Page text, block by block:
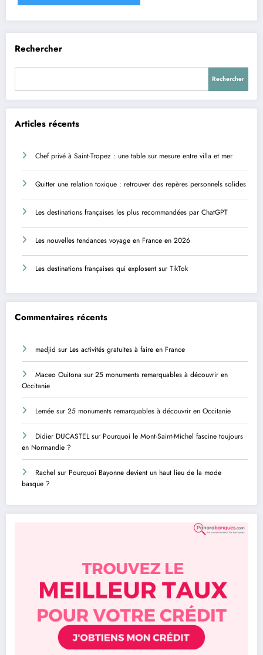
Rechercher
Rechercher
Articles récents
Chef privé à Saint-Tropez : une table sur mesure entre villa et mer
Quitter une relation toxique : retrouver des repères personnels solides
Les destinations françaises les plus recommandées par ChatGPT
Les nouvelles tendances voyage en France en 2026
Les destinations françaises qui explosent sur TikTok
Commentaires récents
madjid sur Les activités gratuites à faire en France
Maceo Ouitona sur 25 monuments remarquables à découvrir en
Occitanie
Lemée sur 25 monuments remarquables à découvrir en Occitanie
Didier DUCASTELsur Pourquoi le Mont-Saint-Michel fascine toujours
en Normandie ?
Rachel sur Pourquoi Bayonne devient un haut lieu de la mode
basque ?